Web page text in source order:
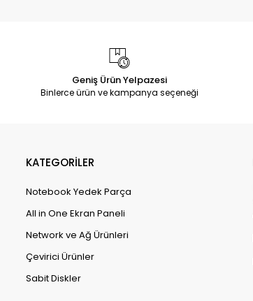
Geniş Ürün Yelpazesi
Binlerce ürün ve kampanya seçeneği
KATEGORİLER
Notebook Yedek Parça
All in One Ekran Paneli
Network ve Ağ Ürünleri
Çevirici Ürünler
Sabit Diskler